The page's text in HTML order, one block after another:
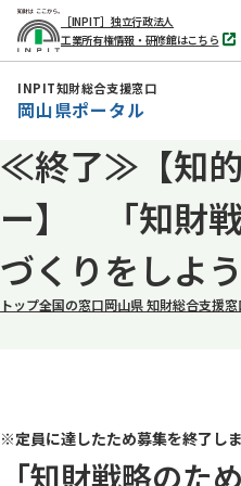
本
へ
動
［INPIT］独立行政法人
工業所有権情報・研修館はこちら
別
タ
INPIT知財総合支援窓口
岡山県ポータル
≪終了≫【知的
ー】 「知財
づくりをしよう
トップ全国の窓口岡山県 知財総合支援窓
※定員に達したため募集を終了しま
「知財戦略のた